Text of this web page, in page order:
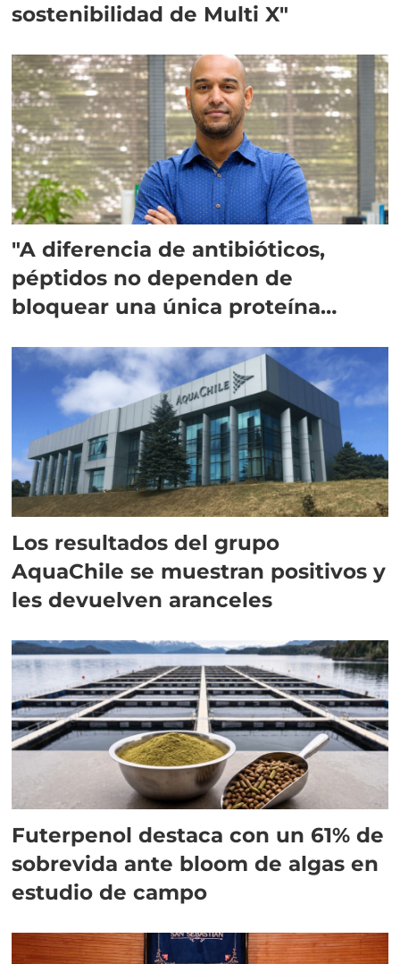
sostenibilidad de Multi X"
"A diferencia de antibióticos,
péptidos no dependen de
bloquear una única proteína
Los resultados del grupo
AquaChile se muestran positivos y
les devuelven aranceles
Futerpenol destaca con un 61% de
sobrevida ante bloom de algas en
estudio de campo